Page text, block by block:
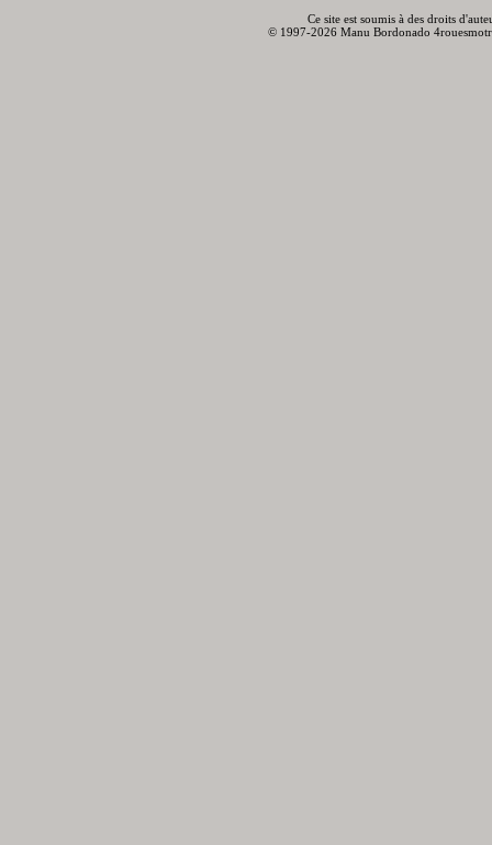
Ce site est soumis à des droits
© 1997-2026 Manu Bordonado